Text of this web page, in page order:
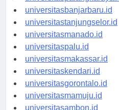
universitaspalangkaraya.id
universitasbanjarbaru.id
universitastanjungselor.id
universitasmanado.id
universitaspalu.id
universitasmakassar.id
universitaskendari.id
universitasgorontalo.id
universitasmamuju.id